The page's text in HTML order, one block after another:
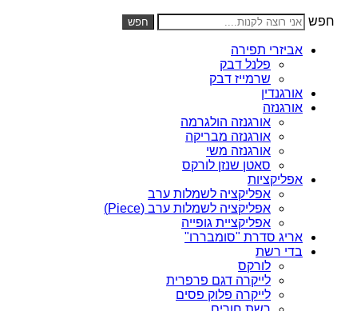
חפש חפש
אביזרי תפירה
פלנל דבק
שרמייז דבק
אורגנדין
אורגנזה
אורגנזה הולגרמה
אורגנזה מבריקה
אורגנזה משי
סאטן שנזן לורקס
אפליקציות
אפליקציה לשמלות ערב
אפליקציה לשמלות ערב (Piece)
אפליקציית גופייה
אריג סדרת "סומבררו"
בדי רשת
לורקס
לייקרה דגם פרפרית
לייקרה פלוק פסים